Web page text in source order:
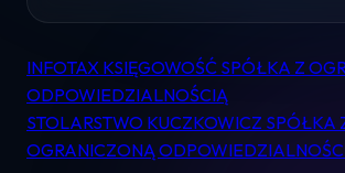
Pomoc
Kontakt
Nawigacja
wpisu
INFOTAX KSIĘGOWOŚĆ SPÓŁKA Z
ODPOWIEDZIALNOŚCIĄ
STOLARSTWO KUCZKOWICZ SPÓŁKA
OGRANICZONĄ